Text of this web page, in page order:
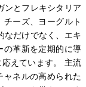
ンとフレキシタリア
ーズ、ヨーグルト
なだけでなく、エキ
の革新を定期的に導
えています。 主流
ネルの高められた